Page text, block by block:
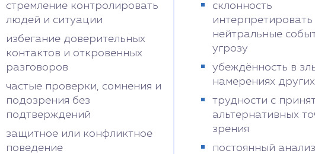
стремление контролировать
людей и ситуации
избегание доверительных
контактов и откровенных
разговоров
частые проверки, сомнения и
подозрения без
подтверждений
защитное или конфликтное
поведение
склонность
интерпретировать
нейтральные
угрозу
убеждённость в
намерениях
трудности с
альтернативных
зрения
постоянный